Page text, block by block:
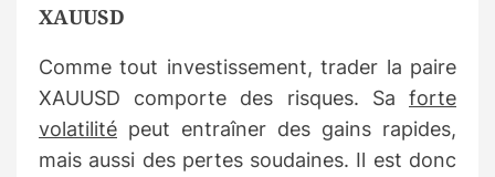
XAUUSD
Comme tout investissement, trader la paire
XAUUSD comporte des risques. Sa forte
volatilité peut entraîner des gains rapides,
mais aussi des pertes soudaines. Il est donc